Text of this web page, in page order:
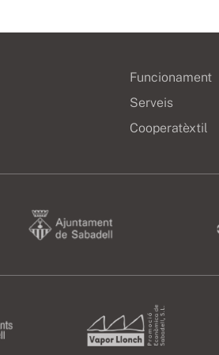
Funcionament
Serveis
Cooperatèxtil